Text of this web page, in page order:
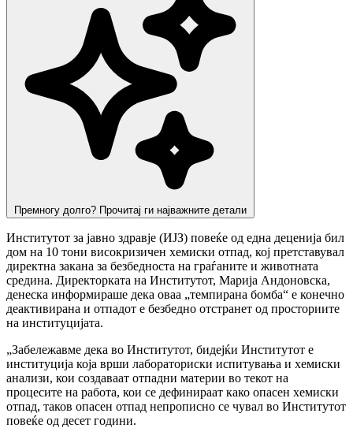
Премногу долго? Прочитај ги најважните детали
Институтот за јавно здравје (ИЈЗ) повеќе од една деценија бил
дом на 10 тони високризичен хемиски отпад, кој претставувал
директна закана за безбедноста на граѓаните и животната
средина. Директорката на Институтот, Марија Андоновска,
денеска информираше дека оваа „темпирана бомба“ е конечно
деактивирана и отпадот е безбедно отстранет од просториите
на институцијата.
„Забележавме дека во Институтот, бидејќи Институтот е
институција која врши лабораториски испитувања и хемиски
анализи, кои создаваат отпадни материи во текот на
процесите на работа, кои се дефинираат како опасен хемиски
отпад, таков опасен отпад непрописно се чувал во Институтот
повеќе од десет години.